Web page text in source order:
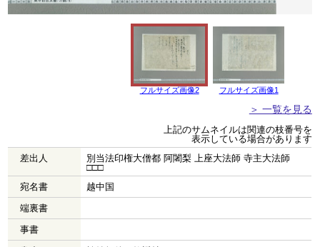
フルサイズ画像2 フルサイズ画像1
＞ 一覧を見る
上記のサムネイルは関連の枝番号を
表示している場合があります
差出人
別当法印権大僧都 阿闍梨 上座大法師 寺主大法師
□□□
宛名書
越中国
端裏書
事書